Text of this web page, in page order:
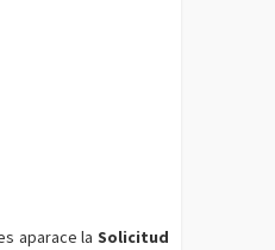
aparace laSolicitud